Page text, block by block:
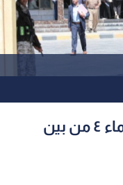
المحامي خريس يكشف أسماء ٤ من بين